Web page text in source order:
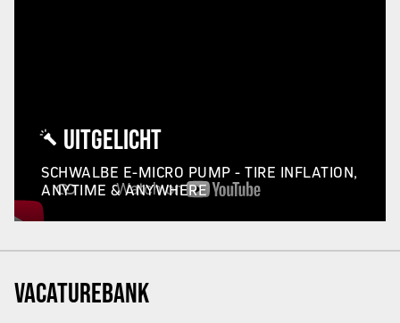
UITGELICHT
SCHWALBE E-MICRO PUMP - TIRE INFLATION,
ANYTIME & ANYWHERE
VACATUREBANK